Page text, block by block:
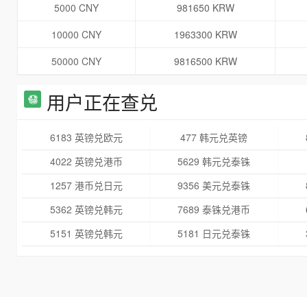
5000 CNY
981650 KRW
10000 CNY
1963300 KRW
50000 CNY
9816500 KRW
用户正在查兑
6183 英镑兑欧元 477 韩元兑英镑
4022 英镑兑港币
5629 韩元兑泰铢
1257 港币兑日元
9356 美元兑泰铢
5362 英镑兑韩元
7689 泰铢兑港币
5151 英镑兑韩元
5181 日元兑泰铢